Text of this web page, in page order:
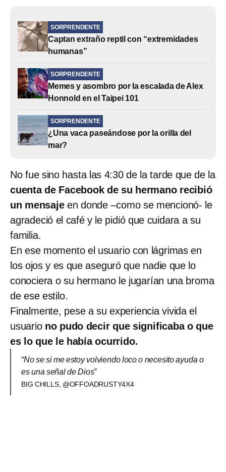
SORPRENDENTE
Captan extraño reptil con “extremidades
humanas”
SORPRENDENTE
Memes y asombro por la escalada de Alex
Honnold en el Taipei 101
SORPRENDENTE
¿Una vaca paseándose por la orilla del
mar?
No fue sino hasta las 4:30 de la tarde que de la
cuenta de Facebook de su hermano recibió
un mensajeen donde –como se mencionó- le
agradeció el café y le pidió que cuidara a su
familia.
En ese momento el usuario con lágrimas en
los ojos y es que aseguró que nadie que lo
conociera o su hermano le jugarían una broma
de ese estilo.
Finalmente, pese a su experiencia vivida el
usuario no pudo decir que significaba o que
es lo que le había ocurrido.
“No se si me estoy volviendo loco o necesito ayuda o
es una señal de Dios”
BIG CHILLS, @OFFOADRUSTY4X4